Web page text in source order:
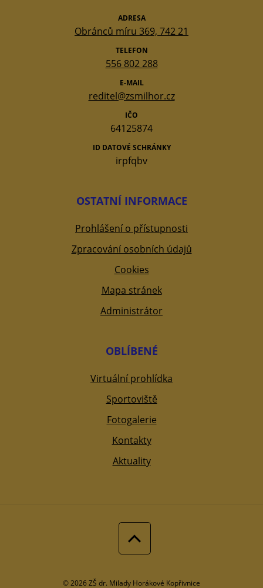
ADRESA
Obránců míru 369, 742 21
TELEFON
556 802 288
E-MAIL
reditel@zsmilhor.cz
IČO
64125874
ID DATOVÉ SCHRÁNKY
irpfqbv
OSTATNÍ INFORMACE
Prohlášení o přístupnosti
Zpracování osobních údajů
Cookies
Mapa stránek
Administrátor
OBLÍBENÉ
Virtuální prohlídka
Sportoviště
Fotogalerie
Kontakty
Aktuality
© 2026 ZŠ dr. Milady Horákové Kopřivnice